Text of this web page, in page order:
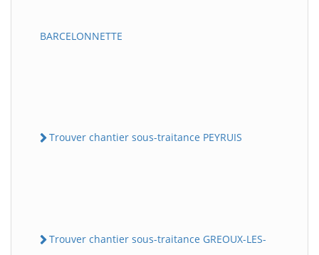
BARCELONNETTE
Trouver chantier sous-traitance PEYRUIS
Trouver chantier sous-traitance GREOUX-LES-